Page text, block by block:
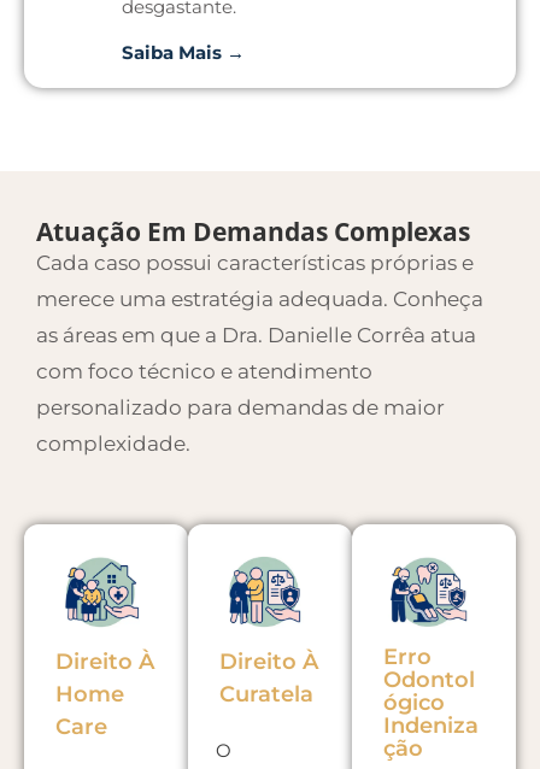
desgastante.
Saiba Mais →
Atuação Em Demandas Complexas
Cada caso possui características próprias e
merece uma estratégia adequada. Conheça
as áreas em que a Dra. Danielle Corrêa atua
com foco técnico e atendimento
personalizado para demandas de maior
complexidade.
Direito À
Home
Care
Direito À
Curatela
O
Erro
Odontol
Ógico
Indeniza
Ção